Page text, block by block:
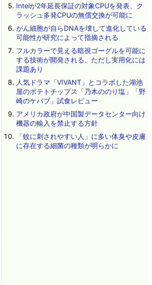
Intelが2年延長保証の対象CPUを発表、ク
ラッシュ多発CPUの無償交換が可能に
がん細胞が自らDNAを壊して進化している
可能性が研究によって指摘される
フルカラーで見える暗視ゴーグルを可能に
する技術が開発される、ただし実用化には
課題あり
人気ドラマ「VIVANT」とコラボした湖池
屋のポテトチップス「乃木ののり塩」「野
崎のケバブ」試食レビュー
アメリカ政府が中国製データセンター向け
機器の輸入を禁止する方針
「蚊に刺されやすい人」に多い体臭や皮膚
に存在する細菌の種類が明らかに